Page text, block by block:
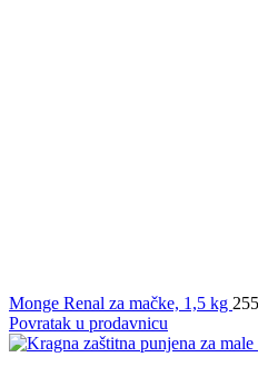
Monge Renal za mačke, 1,5 kg
Povratak u prodavnicu